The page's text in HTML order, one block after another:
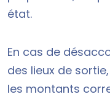
état.
En cas de
des lieux de sortie
les montants